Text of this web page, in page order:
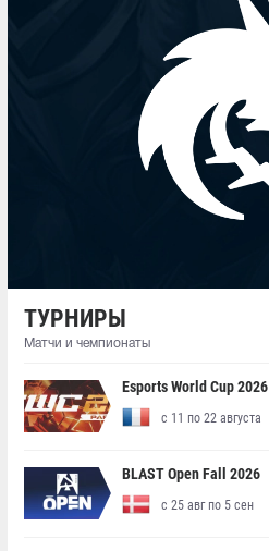
ТУРНИРЫ
Матчи и чемпионаты
Esports World Cup 2026
с 11 по 22 августа
BLAST Open Fall 2026
с 25 авг по 5 сен